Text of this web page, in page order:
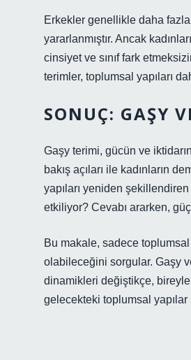
Erkekler genellikle daha
yararlanmıştır. Ancak
cinsiyet ve sınıf fark
terimler, toplumsal yapıları
SONUÇ: GAŞY
Gaşy terimi, gücün ve
bakış açıları ile kadınların
yapıları yeniden
etkiliyor? Cevabı ararken,
Bu makale, sadece
olabileceğini sorgular. Gaşy
dinamikleri değiştikçe,
gelecekteki toplumsal